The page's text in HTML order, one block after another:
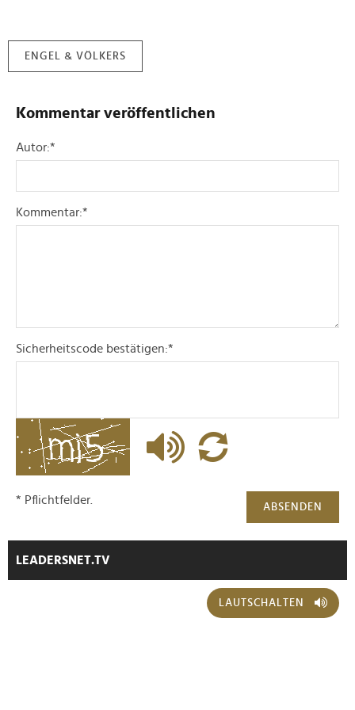
ENGEL & VÖLKERS
Kommentar veröffentlichen
Autor:*
Kommentar:*
Sicherheitscode bestätigen:*
ABSENDEN
* Pflichtfelder.
LEADERSNET.TV
LAUTSCHALTEN